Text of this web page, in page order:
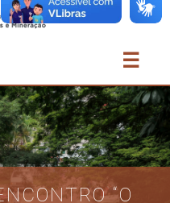
☰
“O